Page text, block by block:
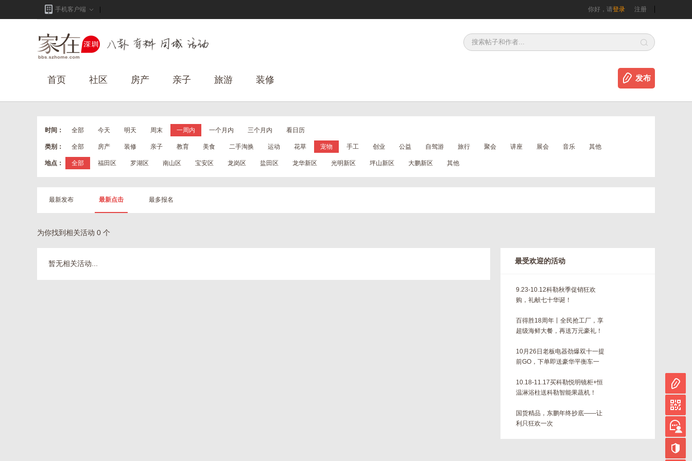
手机客户端 你好，请登录 注册
首页 社区 房产 亲子 旅游 装修 发布
时间： 全部 今天 明天 周末 一周内 一个月内 三个月内 看日历
类别： 全部 房产 装修 亲子 教育 美食 二手淘换 运动 花草 宠物 手工 创业 公益 自驾游 旅行 聚会 讲座 展会 音乐 其他
地点： 全部 福田区 罗湖区 南山区 宝安区 龙岗区 盐田区 龙华新区 光明新区 坪山新区 大鹏新区 其他
最新发布 最新点击 最多报名
为你找到相关活动 0 个
暂无相关活动... 最受欢迎的活动
9.23-10.12科勒秋季促销狂欢
购，礼献七十华诞！
百得胜18周年丨全民抢工厂，享
超级海鲜大餐，再送万元豪礼！
10月26日老板电器劲爆双十一提
前GO，下单即送豪华平衡车一
10.18-11.17买科勒悦明镜柜+恒
温淋浴柱送科勒智能果蔬机！
国货精品，东鹏年终抄底——让
利只狂欢一次